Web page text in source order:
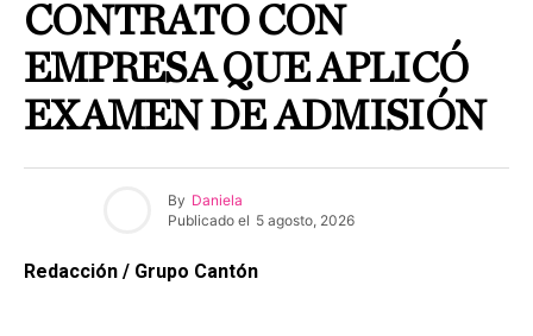
CONTRATO CON
EMPRESA QUE APLICÓ
EXAMEN DE ADMISIÓN
By Daniela
Publicado el 5 agosto, 2026
Redacción / Grupo Cantón